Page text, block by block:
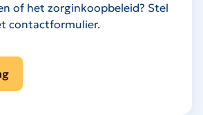
of het zorginkoopbeleid? Stel
contactformulier.